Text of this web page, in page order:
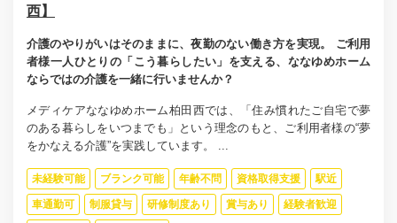
西】
介護のやりがいはそのままに、夜勤のない働き方を実現。 ご利用
者様一人ひとりの「こう暮らしたい」を支える、ななゆめホーム
ならではの介護を一緒に行いませんか？
メディケアななゆめホーム柏田西では、「住み慣れたご自宅で夢
のある暮らしをいつまでも」という理念のもと、ご利用者様の“夢
をかなえる介護”を実践しています。 ...
未経験可能 ブランク可能 年齢不問 資格取得支援 駅近
車通勤可 制服貸与 研修制度あり 賞与あり 経験者歓迎